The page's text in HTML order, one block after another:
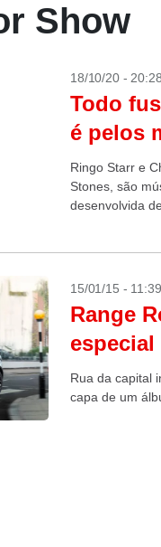
Show
18/10/20 -
Todo
é pelos
Ringo Starr e
Stones, são
desenvolvida
15/01/15 -
Range
Rua da capital
capa de um